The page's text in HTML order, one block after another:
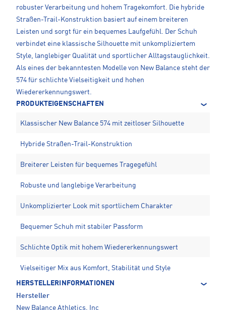
robuster Verarbeitung und hohem Tragekomfort. Die hybride
Straßen-Trail-Konstruktion basiert auf einem breiteren
Leisten und sorgt für ein bequemes Laufgefühl. Der Schuh
verbindet eine klassische Silhouette mit unkompliziertem
Style, langlebiger Qualität und sportlicher Alltagstauglichkeit.
Als eines der bekanntesten Modelle von New Balance steht der
574 für schlichte Vielseitigkeit und hohen
Wiedererkennungswert.
PRODUKTEIGENSCHAFTEN
Klassischer New Balance 574 mit zeitloser Silhouette
Hybride Straßen-Trail-Konstruktion
Breiterer Leisten für bequemes Tragegefühl
Robuste und langlebige Verarbeitung
Unkomplizierter Look mit sportlichem Charakter
Bequemer Schuh mit stabiler Passform
Schlichte Optik mit hohem Wiedererkennungswert
Vielseitiger Mix aus Komfort, Stabilität und Style
HERSTELLERINFORMATIONEN
Hersteller
New Balance Athletics, Inc